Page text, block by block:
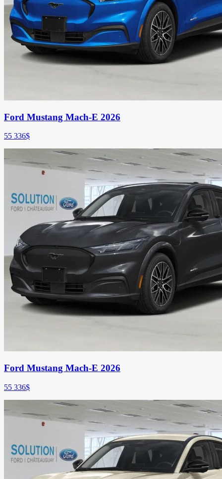
Ford Mustang Mach-E 2026
55 336$
Ford Mustang Mach-E 2026
55 336$